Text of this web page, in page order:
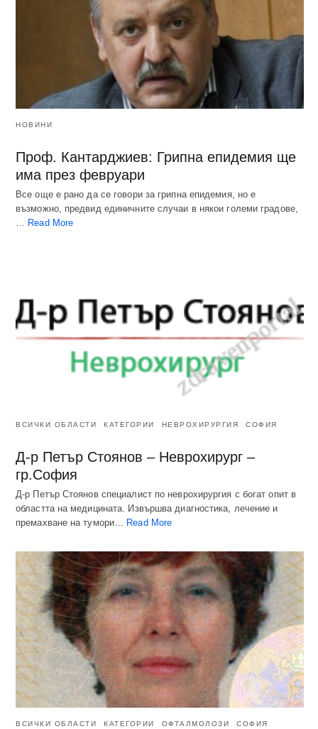
НОВИНИ
Проф. Кантарджиев: Грипна епидемия ще
има през февруари
Все още е рано да се говори за грипна епидемия, но е
възможно, предвид единичните случаи в някои големи градове,
… Read More
ВСИЧКИ ОБЛАСТИ КАТЕГОРИИ НЕВРОХИРУРГИЯ СОФИЯ
Д-р Петър Стоянов – Неврохирург –
гр.София
Д-р Петър Стоянов специалист по неврохирургия с богат опит в
областта на медицината. Извършва диагностика, лечение и
премахване на тумори…
Read More
ВСИЧКИ ОБЛАСТИ КАТЕГОРИИ ОФТАЛМОЛОЗИ СОФИЯ